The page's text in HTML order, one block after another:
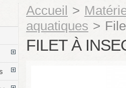
Accueil >
aquatiques >
FILET À